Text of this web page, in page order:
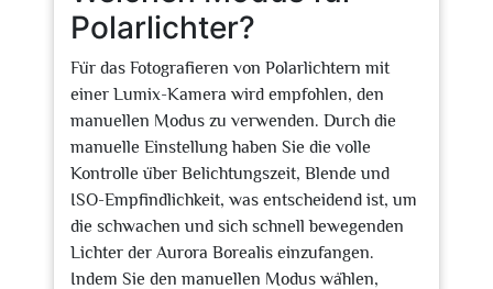
Polarlichter?
Für das Fotografieren von Polarlichtern mit
einer Lumix-Kamera wird empfohlen, den
manuellen Modus zu verwenden. Durch die
manuelle Einstellung haben Sie die volle
Kontrolle über Belichtungszeit, Blende und
ISO-Empfindlichkeit, was entscheidend ist, um
die schwachen und sich schnell bewegenden
Lichter der Aurora Borealis einzufangen.
Indem Sie den manuellen Modus wählen,